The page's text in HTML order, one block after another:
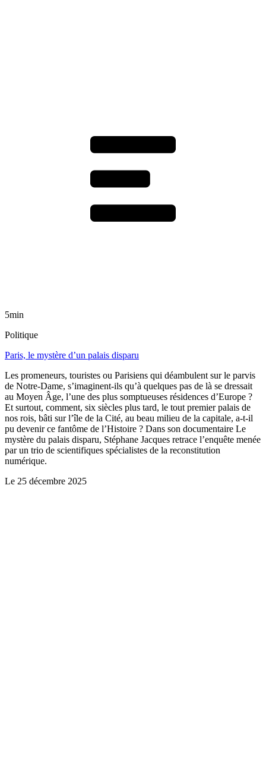
5min
Politique
Paris, le mystère d’un palais disparu
Les promeneurs, touristes ou Parisiens qui déambulent sur le parvis
de Notre-Dame, s’imaginent-ils qu’à quelques pas de là se dressait
au Moyen Âge, l’une des plus somptueuses résidences d’Europe ?
Et surtout, comment, six siècles plus tard, le tout premier palais de
nos rois, bâti sur l’île de la Cité, au beau milieu de la capitale, a-t-il
pu devenir ce fantôme de l’Histoire ? Dans son documentaire Le
mystère du palais disparu, Stéphane Jacques retrace l’enquête menée
par un trio de scientifiques spécialistes de la reconstitution
numérique.
Le 25 décembre 2025